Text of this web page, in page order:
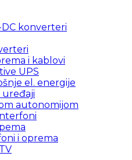
DC konverteri
i kablovi
UPS
el. energije
uređaji
autonomijom
i oprema